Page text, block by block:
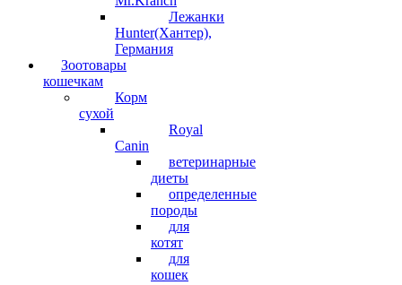
Лежанки
Hunter(Хантер),
Германия
Зоотовары
кошечкам
Корм
сухой
Royal
Canin
ветеринарные
диеты
определенные
породы
для
котят
для
кошек